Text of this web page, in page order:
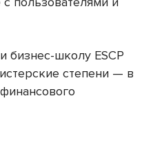
школу ESCP
степени — в